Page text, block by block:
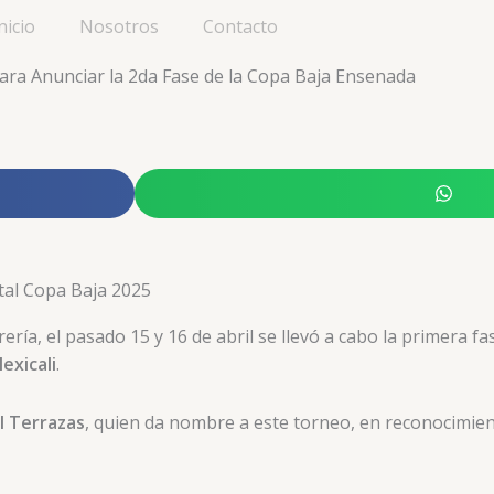
Nosotros Contacto
Anunciar la 2da Fase de la Copa Baja Ensenada
Copa Baja 2025
el pasado 15 y 16 de abril se llevó a cabo la primera
.
Terrazas, quien da nombre a este torneo, en